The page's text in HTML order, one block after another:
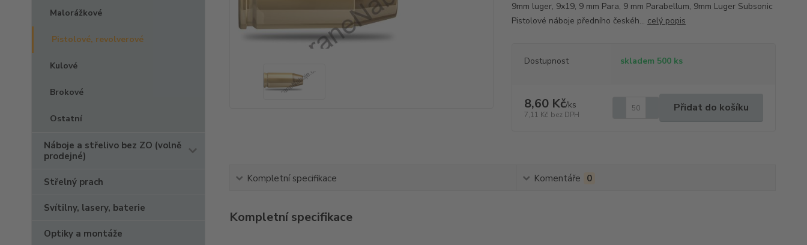
Malorážkové
Pistolové, revolverové
Kulové
Brokové
Ostatní
Náboje a střelivo bez ZO (volně
prodejné)
Střelný prach
Svítilny, lasery, baterie
Optiky a montáže
9mm luger, 9x19, 9 mm Para, 9 mm Parabellum, 9mm Luger Subsonic
Pistolové náboje předního českéh... celý popis
Dostupnost skladem 500 ks
8,60 Kč/ks
7,11 Kč bez DPH
Přidat do košíku
Kompletní specifikace Komentáře 0
Kompletní specifikace